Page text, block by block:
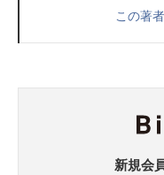
この著
新規会